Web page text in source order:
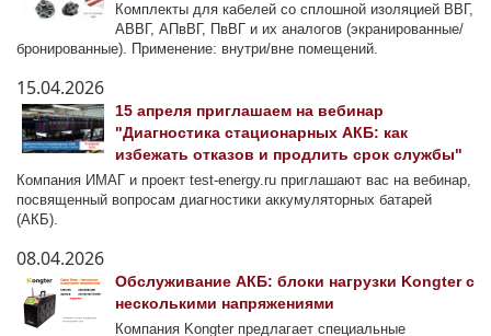
Комплекты для кабелей со сплошной изоляцией ВВГ,
АВВГ, АПвВГ, ПвВГ и их аналогов (экранированные/
бронированные). Применение: внутри/вне помещений.
15.04.2026
15 апреля приглашаем на вебинар
"Диагностика стационарных АКБ: как
избежать отказов и продлить срок службы"
Компания ИМАГ и проект test-energy.ru приглашают вас на вебинар,
посвященный вопросам диагностики аккумуляторных батарей
(АКБ).
08.04.2026
Обслуживание АКБ: блоки нагрузки Kongter с
несколькими напряжениями
Компания Kongter предлагает специальные